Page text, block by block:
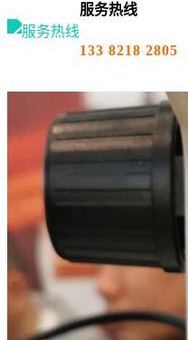
服务热线
133 8218 2805